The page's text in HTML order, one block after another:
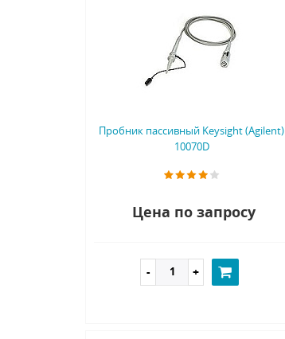
Пробник пассивный Keysight (Agilent)
10070D
Цена по запросу